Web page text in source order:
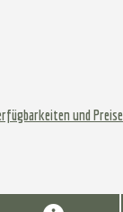
und Preise